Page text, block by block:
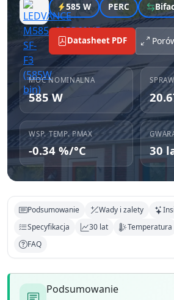
585 W PERC
Datasheet PDF
MOC NOMINALNA
585 W
WSP. TEMP. PMAX
-0.34 %/°C 30
Podsumowanie Wady i zalety
Specyfikacja
30 lat Temperatura
FAQ
Podsumowanie